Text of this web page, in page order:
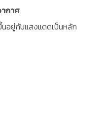
กาศ
อยู่กับแสงแดดเป็นหลัก